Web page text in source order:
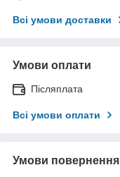
Всі умови доставки
Умови оплати
Післяплата
Всі умови оплати
Умови повернення